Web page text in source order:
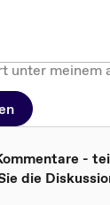
unter meinem
-
die